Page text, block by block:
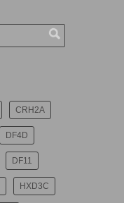
CRH2A
DF4D
DF11
HXD3C